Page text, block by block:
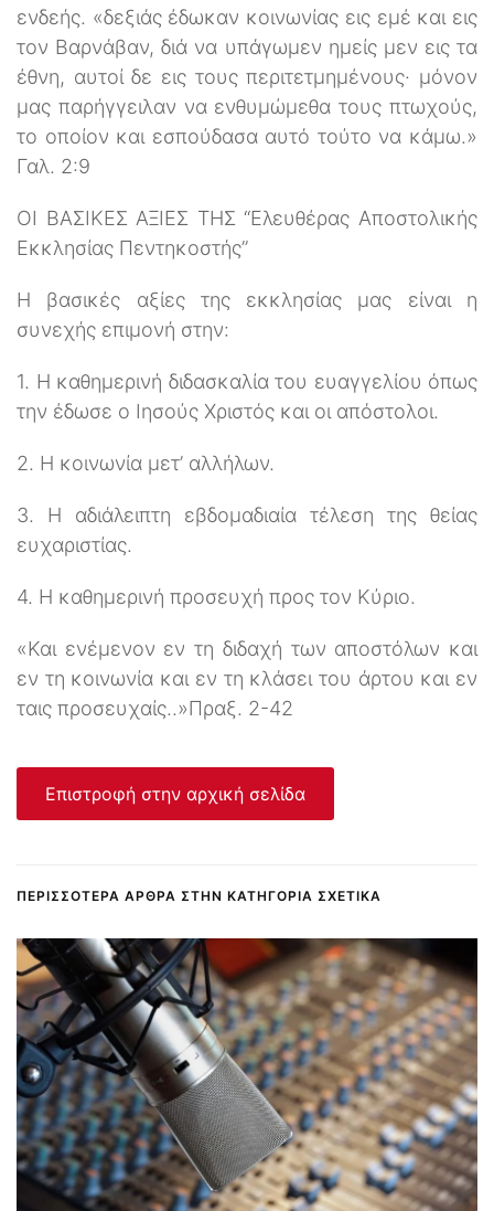
ενδεής. «δεξιάς έδωκαν κοινωνίας εις εμέ και εις
τον Βαρνάβαν, διά να υπάγωμεν ημείς μεν εις τα
έθνη, αυτοί δε εις τους περιτετμημένους· μόνον
μας παρήγγειλαν να ενθυμώμεθα τους πτωχούς,
το οποίον και εσπούδασα αυτό τούτο να κάμω.»
Γαλ. 2:9
ΟΙ ΒΑΣΙΚΕΣ ΑΞΙΕΣ ΤΗΣ “Ελευθέρας Αποστολικής
Εκκλησίας Πεντηκοστής”
Η βασικές αξίες της εκκλησίας μας είναι η
συνεχής επιμονή στην:
1. Η καθημερινή διδασκαλία του ευαγγελίου όπως
την έδωσε ο Ιησούς Χριστός και οι απόστολοι.
2. Η κοινωνία μετ’ αλλήλων.
3. Η αδιάλειπτη εβδομαδιαία τέλεση της θείας
ευχαριστίας.
4. Η καθημερινή προσευχή προς τον Κύριο.
«Και ενέμενον εν τη διδαχή των αποστόλων και
εν τη κοινωνία και εν τη κλάσει του άρτου και εν
ταις προσευχαίς..»Πραξ. 2-42
Επιστροφή στην αρχική σελίδα
ΠΕΡΙΣΣΌΤΕΡΑ ΆΡΘΡΑ ΣΤΗΝ ΚΑΤΗΓΟΡΊΑ ΣΧΕΤΙΚΆ